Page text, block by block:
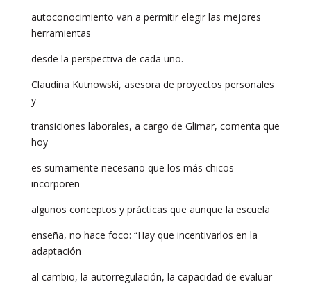
autoconocimiento van a permitir elegir las mejores
herramientas
desde la perspectiva de cada uno.
Claudina Kutnowski, asesora de proyectos personales
y
transiciones laborales, a cargo de Glimar, comenta que
hoy
es sumamente necesario que los más chicos
incorporen
algunos conceptos y prácticas que aunque la escuela
enseña, no hace foco: “Hay que incentivarlos en la
adaptación
al cambio, la autorregulación, la capacidad de evaluar